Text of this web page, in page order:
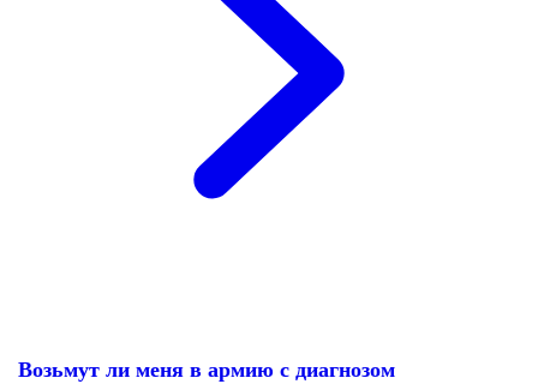
Возьмут ли меня в армию с диагнозом